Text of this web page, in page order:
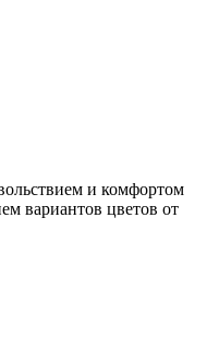
и комфортом
вариантов цветов от